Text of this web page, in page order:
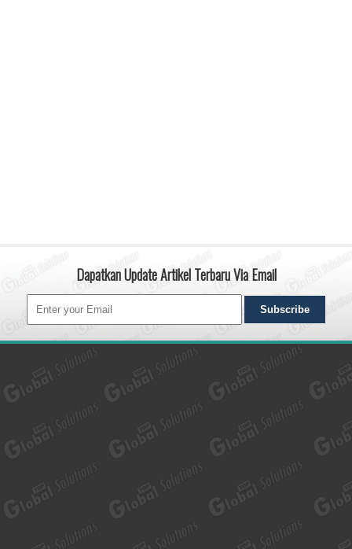
Dapatkan Update Artikel Terbaru Via Email